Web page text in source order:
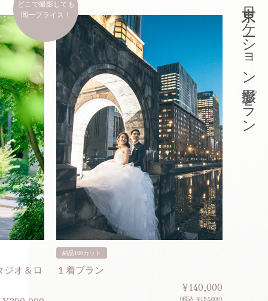
どこで撮影しても
同一プライス！
ジオ＆ロ
納品100カット
１着プラン
¥140,000
(税込 ¥154,000)
東京ロケーション撮影プラン